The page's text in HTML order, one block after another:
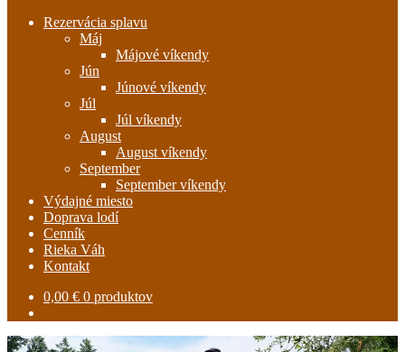
Rezervácia splavu
Máj
Májové víkendy
Jún
Júnové víkendy
Júl
Júl víkendy
August
August víkendy
September
September víkendy
Výdajné miesto
Doprava lodí
Cenník
Rieka Váh
Kontakt
0,00 € 0 produktov